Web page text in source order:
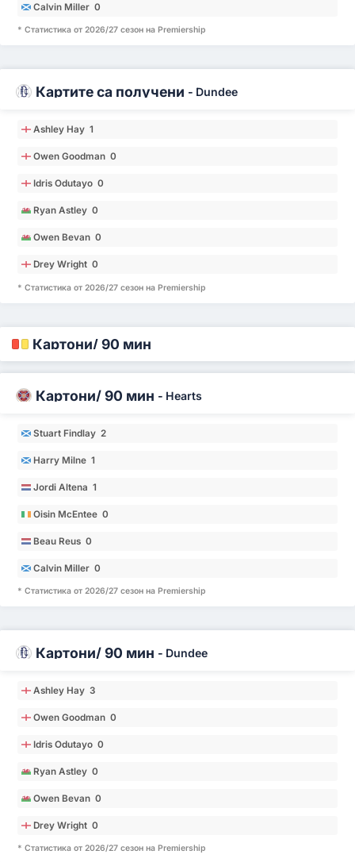
Calvin Miller 0
* Статистика от 2026/27 сезон на Premiership
Картите са получени - Dundee
Ashley Hay 1
Owen Goodman 0
Idris Odutayo 0
Ryan Astley 0
Owen Bevan 0
Drey Wright 0
* Статистика от 2026/27 сезон на Premiership
Картони/ 90 мин
Картони/ 90 мин - Hearts
Stuart Findlay 2
Harry Milne 1
Jordi Altena 1
Oisin McEntee 0
Beau Reus 0
Calvin Miller 0
* Статистика от 2026/27 сезон на Premiership
Картони/ 90 мин - Dundee
Ashley Hay 3
Owen Goodman 0
Idris Odutayo 0
Ryan Astley 0
Owen Bevan 0
Drey Wright 0
* Статистика от 2026/27 сезон на Premiership